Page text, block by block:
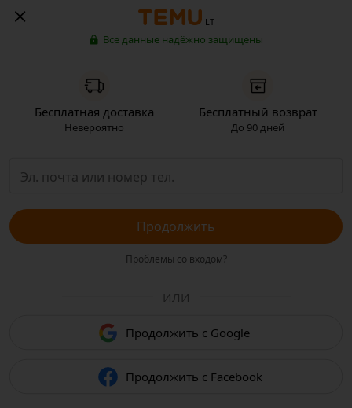
LT
Все данные надёжно защищены
Бесплатная доставка
Невероятно
Бесплатный возврат
До 90 дней
Продолжить
Проблемы со входом?
ИЛИ
Продолжить с Google
Продолжить с Facebook